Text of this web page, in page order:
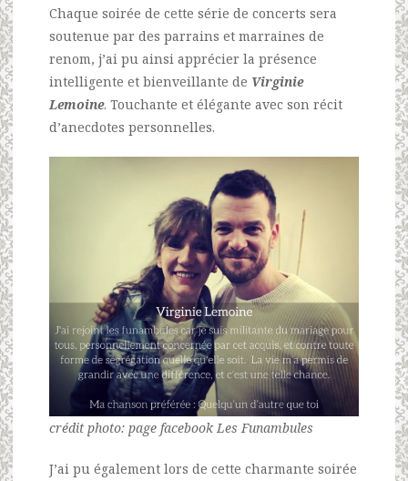
Chaque soirée de cette série de concerts sera
soutenue par des parrains et marraines de
renom, j’ai pu ainsi apprécier la présence
intelligente et bienveillante de Virginie
Lemoine. Touchante et élégante avec son récit
d’anecdotes personnelles.
crédit photo: page facebook Les Funambules
J’ai pu également lors de cette charmante soirée